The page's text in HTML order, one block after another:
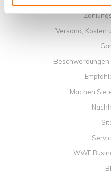
Versand, Kosten
Beschwerdungen
Machen Sie
WWF